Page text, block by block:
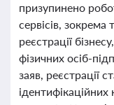
призупинено
сервісів,
реєстрації
фізичних осіб-
заяв, реєстрації
ідентифікаційних